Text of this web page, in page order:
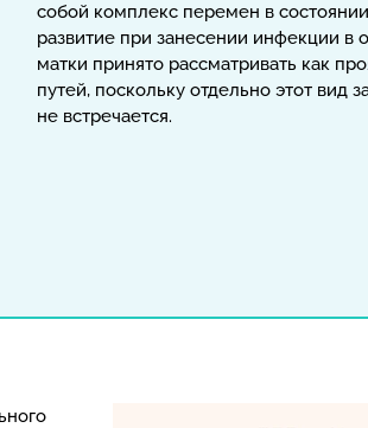
собой комплекс перемен в
развитие при занесении инфекции в
матки принято рассматривать как
путей, поскольку отдельно этот вид
не встречается.